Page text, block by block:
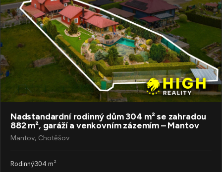
Nadstandardní rodinný dům 304 m² se zahradou
882 m², garáží a venkovním zázemím – Mantov
Mantov, Chotěšov
Rodinný304 m²